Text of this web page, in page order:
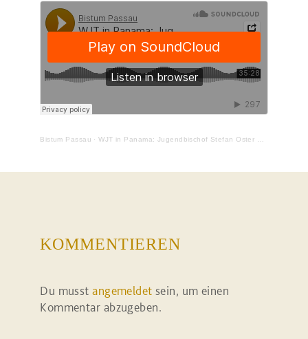
Bistum Passau ·WJT in Panama: Jugendbischof Stefan Oster beantwortet Fragen
KOMMENTIEREN
Du musstangemeldet sein, um einen
Kommentar abzugeben.